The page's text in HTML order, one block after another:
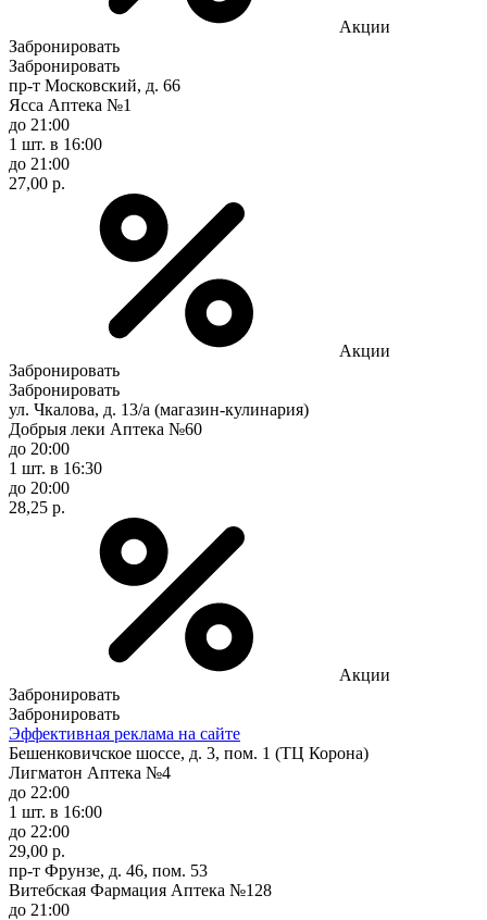
Акции
Забронировать
Забронировать
пр-т Московский, д. 66
Ясса Аптека №1
до 21:00
1 шт. в 16:00
до 21:00
27,00 р.
Акции
Забронировать
Забронировать
ул. Чкалова, д. 13/а (магазин-кулинария)
Добрыя леки Аптека №60
до 20:00
1 шт. в 16:30
до 20:00
28,25 р.
Акции
Забронировать
Забронировать
Эффективная реклама на сайте
Бешенковичское шоссе, д. 3, пом. 1 (ТЦ Корона)
Лигматон Аптека №4
до 22:00
1 шт. в 16:00
до 22:00
29,00 р.
пр-т Фрунзе, д. 46, пом. 53
Витебская Фармация Аптека №128
до 21:00